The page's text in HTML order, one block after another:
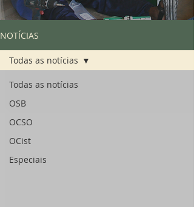
NOTÍCIAS
Todas as notícias
OSB
OCSO
OCist
Especiais
Todas as notícias